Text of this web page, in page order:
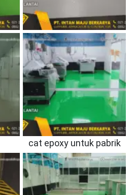
cat epoxy untuk pabrik